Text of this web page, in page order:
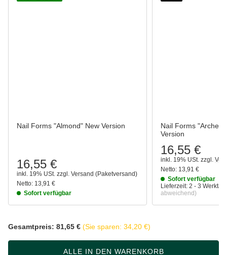
Nail Forms "Almond" New Version
16,55 €
inkl. 19% USt. zzgl. Versand (Paketversand)
Netto: 13,91 €
Sofort verfügbar
Nail Forms "Arched
Version
16,55 €
inkl. 19% USt. zzgl.
Netto: 13,91 €
Sofort verfügbar
Lieferzeit: 2 - 3
abweichend)
Gesamtpreis: 81,65 € (Sie sparen: 34,20 €)
ALLE IN DEN WARENKORB